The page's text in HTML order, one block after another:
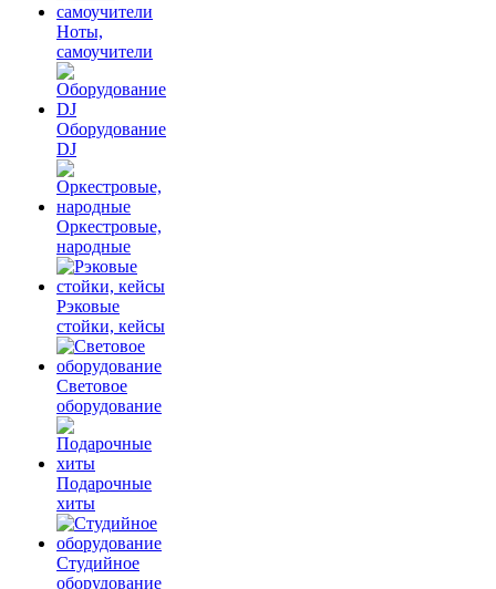
Ноты,
самоучители
Оборудование
DJ
Оркестровые,
народные
Рэковые
стойки, кейсы
Световое
оборудование
Подарочные
хиты
Студийное
оборудование